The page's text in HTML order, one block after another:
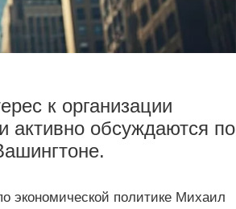
к организации
активно обсуждаются по
экономической политике Михаил